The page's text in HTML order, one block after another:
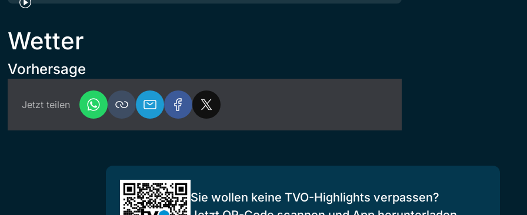
Wetter
Vorhersage
Jetzt teilen
Sie wollen keine TVO-Highlights verpassen?